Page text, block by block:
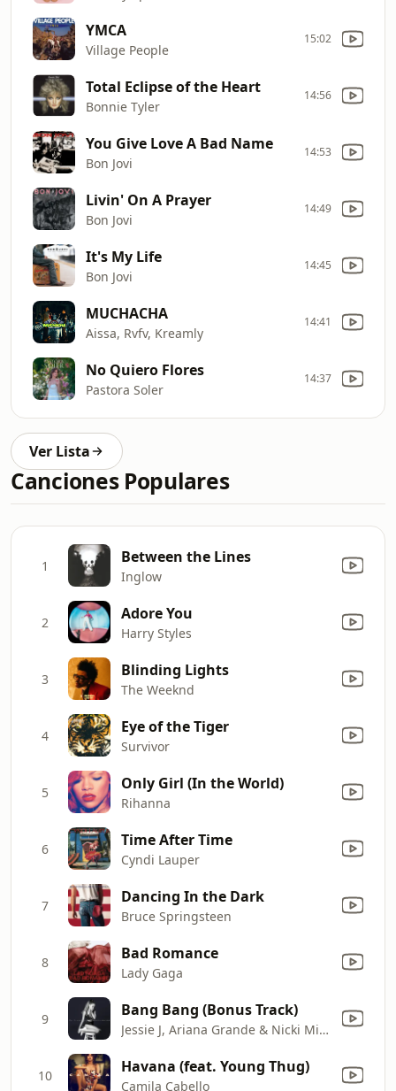
YMCA
Village People
15:02
Total Eclipse of the Heart
Bonnie Tyler
14:56
You Give Love A Bad Name
Bon Jovi
14:53
Livin' On A Prayer
Bon Jovi
14:49
It's My Life
Bon Jovi
14:45
MUCHACHA
Aissa, Rvfv, Kreamly
14:41
No Quiero Flores
Pastora Soler
14:37
Ver Lista
Canciones Populares
1 Between the Lines
Inglow
2 Adore You
Harry Styles
3 Blinding Lights
The Weeknd
4 Eye of the Tiger
Survivor
5 Only Girl (In the World)
Rihanna
6 Time After Time
Cyndi Lauper
7 Dancing In the Dark
Bruce Springsteen
8 Bad Romance
Lady Gaga
9 Bang Bang (Bonus Track)
Jessie J, Ariana Grande & Nicki Minaj
10 Havana (feat. Young Thug)
Camila Cabello